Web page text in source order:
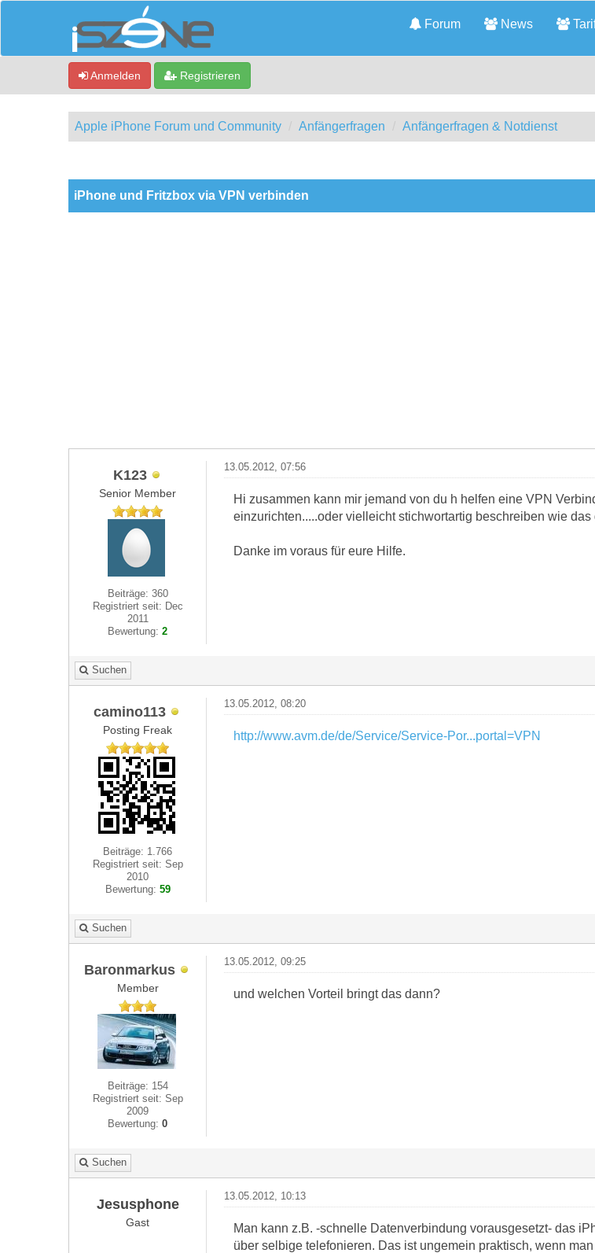
Forum News
Anmelden Registrieren
Apple iPhone Forum und Community Anfängerfragen Anfängerfragen & Notdienst
iPhone und Fritzbox via VPN verbinden
K123
Senior Member
Beiträge: 360
Registriert seit: Dec
2011
Bewertung:2
13.05.2012, 07:56
Hi zusammen kann mir jemand von du h helfen eine VPN
einzurichten.....oder vielleicht stichwortartig beschreiben wie
Danke im voraus für eure Hilfe.
Suchen
camino113
Posting Freak
Beiträge: 1.766
Registriert seit: Sep
2010
Bewertung: 59
13.05.2012, 08:20
http://www.avm.de/de/Service/Service-Por...portal=VPN
Suchen
Baronmarkus
Member
Beiträge: 154
Registriert seit: Sep
2009
Bewertung:0
13.05.2012, 09:25
und welchen Vorteil bringt das dann?
Suchen
Jesusphone
Gast
13.05.2012, 10:13
Man kann z.B. -schnelle Datenverbindung vorausgesetzt- das
über selbige telefonieren. Das ist ungemein praktisch, wenn